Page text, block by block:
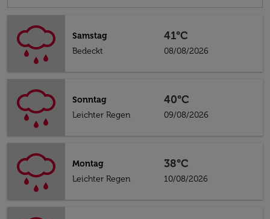
Samstag
Bedeckt
41°C
08/08/2026
Sonntag
Leichter Regen
40°C
09/08/2026
Montag
Leichter Regen
38°C
10/08/2026